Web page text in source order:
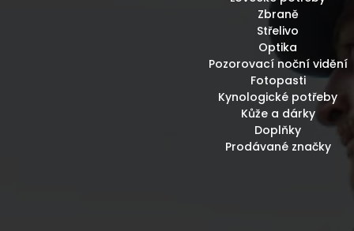
Zbraně
Střelivo
Optika
Pozorovací noční vidění
Fotopasti
Kynologické potřeby
Kůže a dárky
Doplňky
Prodávané značky